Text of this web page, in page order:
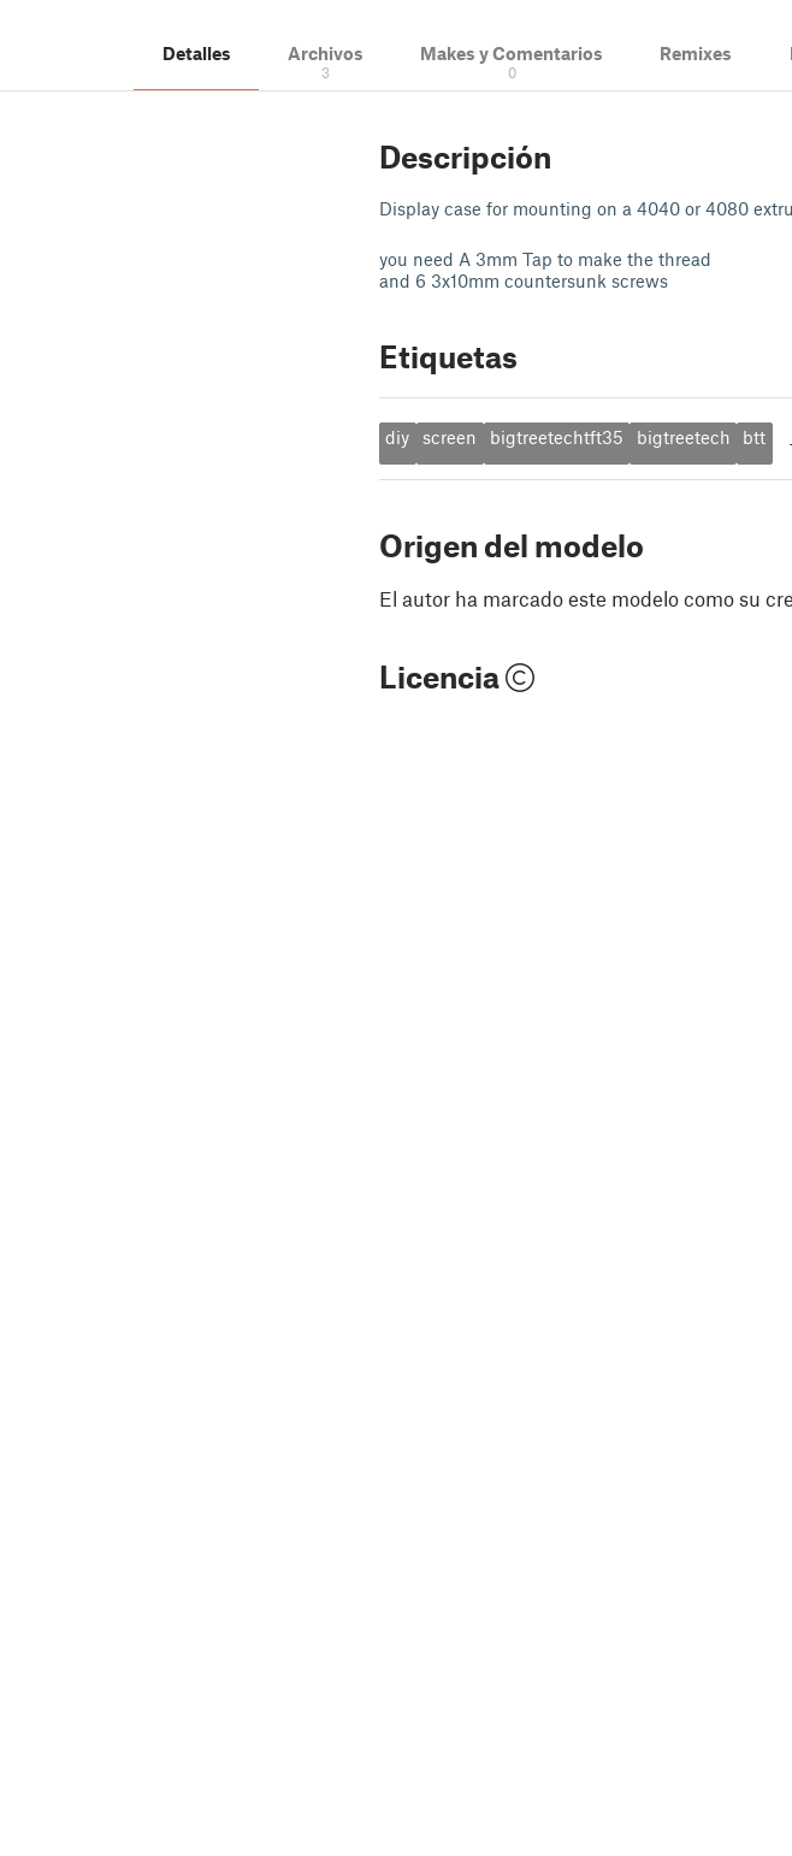
Detalles Archivos
3
Makes y Comentarios
0
Remixes
Descripción
Display case for mounting on a 4040 or 4080
you need A 3mm Tap to make the thread
and 6 3x10mm countersunk screws
Etiquetas
diy screen bigtreetechtft35 bigtreetech btt
Origen del modelo
El autor ha marcado este modelo como su
Licencia